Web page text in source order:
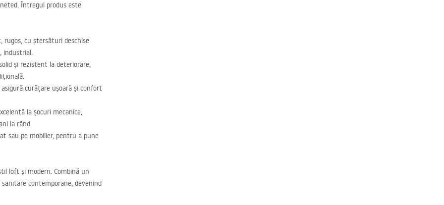
Întregul produs este
cu ștersături deschise
industrial.
și rezistent la deteriorare,
curățare ușoară și confort
la șocuri mecanice,
la rând.
sau pe mobilier, pentru a pune
loft și modern. Combină un
contemporane, devenind